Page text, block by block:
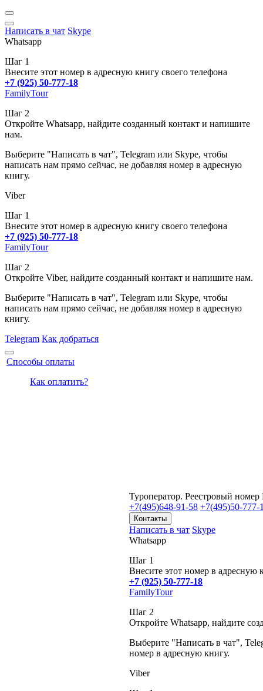
Написать в чат Skype
Whatsapp
Шаг 1
Внесите этот номер в адресную книгу своего телефона
+7 (925) 50-777-18
FamilyTour
Шаг 2
Откройте Whatsapp, найдите созданный контакт и напишите
нам.
Выберите "Написать в чат", Telegram или Skype, чтобы
написать нам прямо сейчас, не добавляя номер в адресную
книгу.
Viber
Шаг 1
Внесите этот номер в адресную книгу своего телефона
+7 (925) 50-777-18
FamilyTour
Шаг 2
Откройте Viber, найдите созданный контакт и напишите нам.
Выберите "Написать в чат", Telegram или Skype, чтобы
написать нам прямо сейчас, не добавляя номер в адресную
книгу.
Telegram Как добраться
Способы оплаты
Как оплатить?
Туроператор. Реестровый
+7(495)648-91-58 +7(495)50-777-
Контакты
Написать в чат Skype
Whatsapp
Шаг 1
Внесите этот номер в адресную
+7 (925) 50-777-18
FamilyTour
Шаг 2
Откройте Whatsapp, найдите
Выберите "Написать в чат",
номер в адресную книгу.
Viber